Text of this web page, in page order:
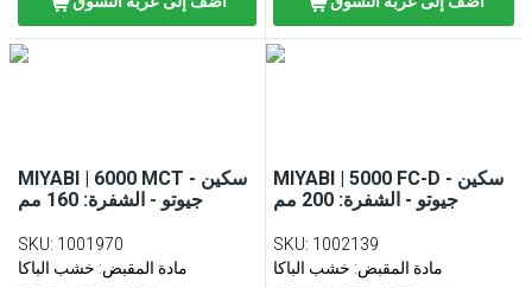
MIYABI | 6000 MCT - سكين
جيوتو - الشفرة: 160 مم
SKU: 1001970
مادة المقبض: خشب الباكا
MIYABI | 5000 FC-D - سكين
جيوتو - الشفرة: 200 مم
SKU: 1002139
مادة المقبض: خشب الباكا